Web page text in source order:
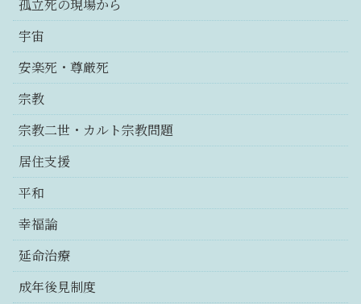
孤立死の現場から
宇宙
安楽死・尊厳死
宗教
宗教二世・カルト宗教問題
居住支援
平和
幸福論
延命治療
成年後見制度